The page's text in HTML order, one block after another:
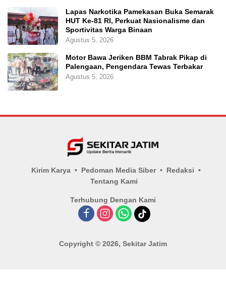
Lapas Narkotika Pamekasan Buka Semarak
HUT Ke-81 RI, Perkuat Nasionalisme dan
Sportivitas Warga Binaan
Agustus 5, 2026
Motor Bawa Jeriken BBM Tabrak Pikap di
Palengaan, Pengendara Tewas Terbakar
Agustus 5, 2026
Kirim Karya Pedoman Media Siber
Redaksi
Tentang Kami
Terhubung Dengan Kami
Copyright © 2026, Sekitar Jatim